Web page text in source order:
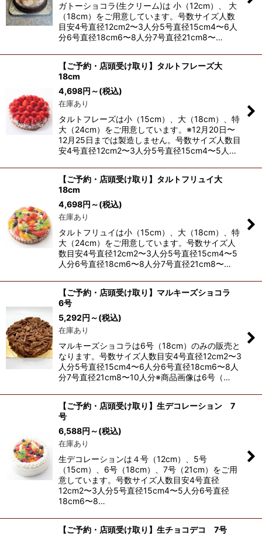
ガトーショコラ(生クリーム)は 小（12cm）、 大
（18cm）をご用意しています。号数サイズ人数
目安4号直径12cm2〜3人分5号直径15cm4〜6人
分6号直径18cm6〜8人分7号直径21cm8〜…
【ご予約・店頭受け取り】タルトフレーズ大
18cm
4,698円 ～(税込)
在庫あり
タルトフレーズは小（15cm）、大（18cm）、特
大（24cm）をご用意しています。※12月20日〜
12月25日までは製造しません。号数サイズ人数目
安4号直径12cm2〜3人分5号直径15cm4〜5人…
【ご予約・店頭受け取り】タルトフリュイ大
18cm
4,698円 ～(税込)
在庫あり
タルトフリュイは小（15cm）、大（18cm）、特
大（24cm）をご用意しています。号数サイズ人
数目安4号直径12cm2〜3人分5号直径15cm4〜5
人分6号直径18cm6〜8人分7号直径21cm8〜…
【ご予約・店頭受け取り】マルキーズショコラ
6号
5,292円 ～(税込)
在庫あり
マルキーズショコラは6号（18cm）のみの販売と
なります。号数サイズ人数目安4号直径12cm2〜3
人分5号直径15cm4〜6人分6号直径18cm6〜8人
分7号直径21cm8〜10人分※商品画像は6号（…
【ご予約・店頭受け取り】生デコレーション 7
号
6,588円 ～(税込)
在庫あり
生デコレーションは４号（12cm）、5号
（15cm）、6号（18cm）、7号（21cm）をご用
意しています。号数サイズ人数目安4号直径
12cm2〜3人分5号直径15cm4〜5人分6号直径
18cm6〜8…
【ご予約・店頭受け取り】生チョコデコ 7号